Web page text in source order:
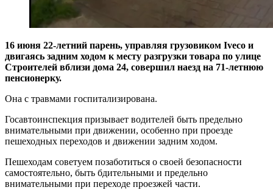
16 июня 22-летний парень, управляя грузовиком Iveco и
двигаясь задним ходом к месту разгрузки товара по улице
Строителей вблизи дома 24, совершил наезд на 71-летнюю
пенсионерку.
Она с травмами госпитализирована.
Госавтоинспекция призывает водителей быть предельно
внимательными при движении, особенно при проезде
пешеходных переходов и движении задним ходом.
Пешеходам советуем позаботиться о своей безопасности
самостоятельно, быть бдительными и предельно
внимательными при переходе проезжей части.